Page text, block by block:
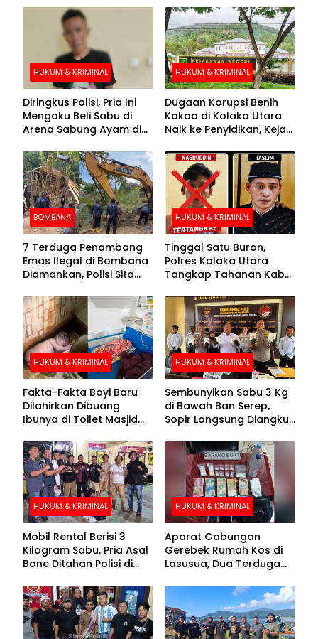
HUKUM & KRIMINAL
Diringkus Polisi, Pria Ini
Mengaku Beli Sabu di
Arena Sabung Ayam di
HUKUM & KRIMINAL
Dugaan Korupsi Benih
Kakao di Kolaka Utara
Naik ke Penyidikan, Kejari
BOMBANA
7 Terduga Penambang
Emas Ilegal di Bombana
Diamankan, Polisi Sita
Crusher
HUKUM & KRIMINAL
Tinggal Satu Buron,
Polres Kolaka Utara
Tangkap Tahanan Kabur
Pengejaran
HUKUM & KRIMINAL
Fakta-Fakta Bayi Baru
Dilahirkan Dibuang
Ibunya di Toilet Masjid
HUKUM & KRIMINAL
Sembunyikan Sabu 3 Kg
di Bawah Ban Serep,
Sopir Langsung Diangkut
HUKUM & KRIMINAL
Mobil Rental Berisi 3
Kilogram Sabu, Pria Asal
Bone Ditahan Polisi di
HUKUM & KRIMINAL
Aparat Gabungan
Gerebek Rumah Kos di
Lasusua, Dua Terduga